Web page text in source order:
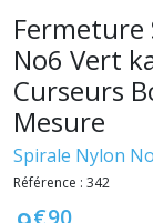
Fermeture
No6 Vert
Curseurs
Mesure
Spirale Nylon
Référence : 342
€90